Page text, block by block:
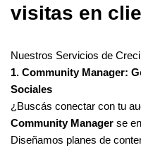
visitas en
Nuestros Servicios de
1. Community Manager:
Sociales
¿Buscás conectar con tu
Community Manager se
Diseñamos planes de